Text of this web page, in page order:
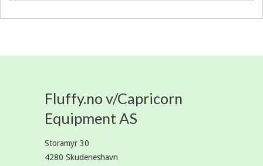
Fluffy.no v/Capricorn
Equipment AS
Storamyr 30
4280 Skudeneshavn